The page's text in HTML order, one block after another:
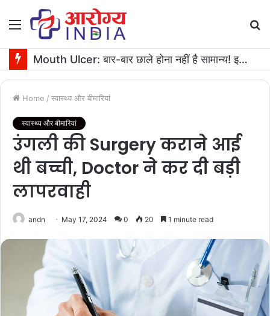
Menu
Mouth Ulcer: बार-बार छाले होना नहीं है सामान्य! इनगंभीर बीमारियों का है संकेत
Home / स्वास्थ्य और बीमारियां
स्वास्थ्य और बीमारियां
उंगली की Surgery कराने आई
थी बच्ची, Doctor ने कर दी बड़ी
लापरवाही
andn May 17, 2024 0 20 1 minute read